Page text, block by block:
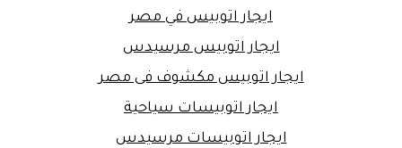
ايجار اتوبيس في مصر
ايجار اتوبيس مرسيدس
ايجار اتوبيس مكشوف فى مصر
ايجار اتوبيسات سياحية
ايجار اتوبيسات مرسيدس